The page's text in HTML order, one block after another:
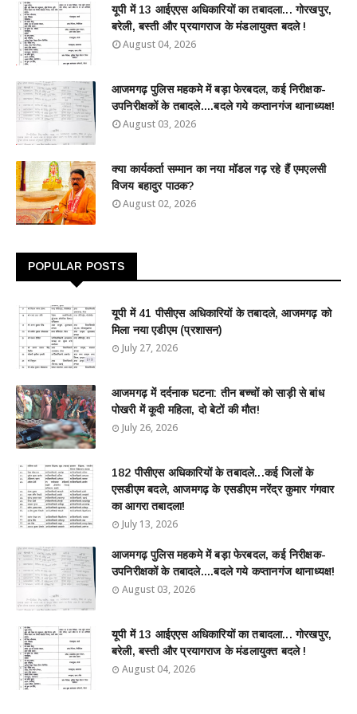
यूपी में 13 आईएएस अधिकारियों का तबादला... गोरखपुर,
बरेली, बस्ती और प्रयागराज के मंडलायुक्त बदले !
August 04, 2026
आजमगढ़ पुलिस महकमे में बड़ा फेरबदल, कई निरीक्षक-
उपनिरीक्षकों के तबादले....बदले गये कप्तानगंज थानाध्यक्ष!
August 03, 2026
क्या कार्यकर्ता सम्मान का नया मॉडल गढ़ रहे हैं एमएलसी
विजय बहादुर पाठक?
August 02, 2026
POPULAR POSTS
यूपी में 41 पीसीएस अधिकारियों के तबादले, आजमगढ़ को
मिला नया एडीएम (प्रशासन)
July 27, 2026
आजमगढ़ में दर्दनाक घटना: तीन बच्चों को साड़ी से बांध
पोखरी में कूदी महिला, दो बेटों की मौत!
July 26, 2026
182 पीसीएस अधिकारियों के तबादले...कई जिलों के
एसडीएम बदले, आजमगढ़ के एसडीएम नरेंद्र कुमार गंगवार
का आगरा तबादला!
July 13, 2026
आजमगढ़ पुलिस महकमे में बड़ा फेरबदल, कई निरीक्षक-
उपनिरीक्षकों के तबादले....बदले गये कप्तानगंज थानाध्यक्ष!
August 03, 2026
यूपी में 13 आईएएस अधिकारियों का तबादला... गोरखपुर,
बरेली, बस्ती और प्रयागराज के मंडलायुक्त बदले !
August 04, 2026